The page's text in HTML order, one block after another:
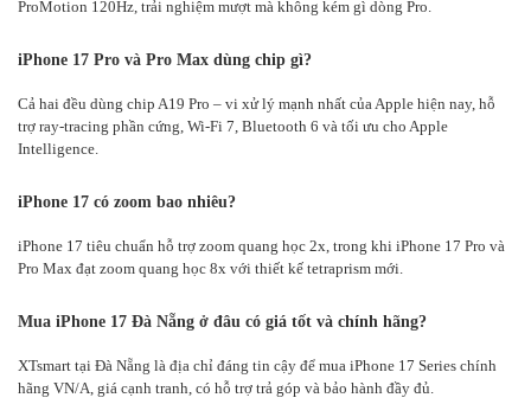
ProMotion 120Hz, trải nghiệm mượt mà không kém gì dòng Pro.
iPhone 17 Pro và Pro Max dùng chip gì?
Cả hai đều dùng chip A19 Pro – vi xử lý mạnh nhất của Apple hiện nay, hỗ
trợ ray-tracing phần cứng, Wi-Fi 7, Bluetooth 6 và tối ưu cho Apple
Intelligence.
iPhone 17 có zoom bao nhiêu?
iPhone 17 tiêu chuẩn hỗ trợ zoom quang học 2x, trong khi iPhone 17 Pro và
Pro Max đạt zoom quang học 8x với thiết kế tetraprism mới.
Mua iPhone 17 Đà Nẵng ở đâu có giá tốt và chính hãng?
XTsmart tại Đà Nẵng là địa chỉ đáng tin cậy để mua iPhone 17 Series chính
hãng VN/A, giá cạnh tranh, có hỗ trợ trả góp và bảo hành đầy đủ.